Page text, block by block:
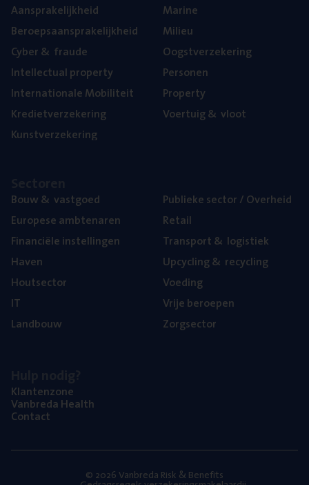
Aan­spra­ke­lijk­heid
Beroeps­aan­spra­ke­lijk­heid
Cyber& fraude
Intel­lec­tu­al property
Inter­na­ti­o­na­le Mobiliteit
Kre­diet­ver­ze­ke­ring
Kunst­ver­ze­ke­ring
Mari­ne
Mili­eu
Oogst­ver­ze­ke­ring
Per­so­nen
Pro­per­ty
Voer­tuig& vloot
Bouw& vastgoed
Euro­pe­se ambtenaren
Finan­ci­ë­le instellingen
Haven
Hout­sec­tor
IT
Land­bouw
Publie­ke sec­tor / Overheid
Retail
Trans­port& logistiek
Upcy­cling& recycling
Voe­ding
Vrije beroe­pen
Zorg­sec­tor
Klan­ten­zo­ne
Van­b­re­da Health
Con­tact
© 2026 Vanbreda Risk & Benefits